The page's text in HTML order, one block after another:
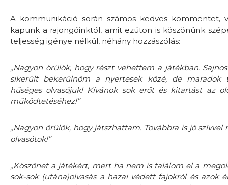
A kommunikáció során számos kedves kommentet,
kapunk a rajongóinktól, amit ezúton is köszönünk
teljesség igénye nélkül, néhány hozzászólás:
„Nagyon örülök, hogy részt vehettem a játékban.
sikerült bekerülnöm a nyertesek közé, de maradok
hűséges olvasójuk! Kívánok sok erőt és kitartást az
működtetéséhez!”
„Nagyon örülök, hogy játszhattam. Továbbra is jó szívvel
olvasótok!”
„Köszönet a játékért, mert ha nem is találom el a
sok-sok (utána)olvasás a hazai védett fajokról és azok